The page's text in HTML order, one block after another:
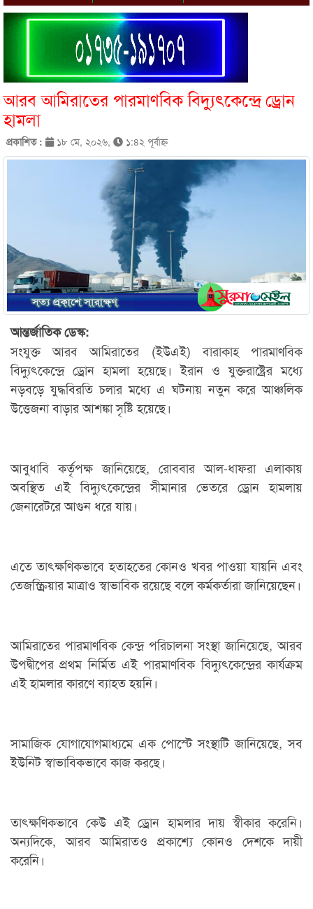
আরব আমিরাতের পারমাণবিক বিদ্যুৎকেন্দ্রে ড্রোন
হামলা
প্রকাশিত : ১৮ মে, ২০২৬, ১:৪২ পূর্বাহ্ণ
আন্তর্জাতিক ডেস্ক:
সংযুক্ত আরব আমিরাতের (ইউএই) বারাকাহ পারমাণবিক
বিদ্যুৎকেন্দ্রে ড্রোন হামলা হয়েছে। ইরান ও যুক্তরাষ্ট্রের মধ্যে
নড়বড়ে যুদ্ধবিরতি চলার মধ্যে এ ঘটনায় নতুন করে আঞ্চলিক
উত্তেজনা বাড়ার আশঙ্কা সৃষ্টি হয়েছে।
আবুধাবি কর্তৃপক্ষ জানিয়েছে, রোববার আল-ধাফরা এলাকায়
অবস্থিত এই বিদ্যুৎকেন্দ্রের সীমানার ভেতরে ড্রোন হামলায়
জেনারেটরে আগুন ধরে যায়।
এতে তাৎক্ষণিকভাবে হতাহতের কোনও খবর পাওয়া যায়নি এবং
তেজস্ক্রিয়ার মাত্রাও স্বাভাবিক রয়েছে বলে কর্মকর্তারা জানিয়েছেন।
আমিরাতের পারমাণবিক কেন্দ্র পরিচালনা সংস্থা জানিয়েছে, আরব
উপদ্বীপের প্রথম নির্মিত এই পারমাণবিক বিদ্যুৎকেন্দ্রের কার্যক্রম
এই হামলার কারণে ব্যাহত হয়নি।
সামাজিক যোগাযোগমাধ্যমে এক পোস্টে সংস্থাটি জানিয়েছে, সব
ইউনিট স্বাভাবিকভাবে কাজ করছে।
তাৎক্ষণিকভাবে কেউ এই ড্রোন হামলার দায় স্বীকার করেনি।
অন্যদিকে, আরব আমিরাতও প্রকাশ্যে কোনও দেশকে দায়ী
করেনি।